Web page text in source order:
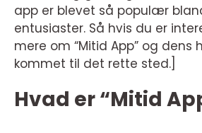
app er blevet så populær
entusiaster. Så hvis du er
mere om “Mitid App” og dens
kommet til det rette sted.]
Hvad er “Mitid